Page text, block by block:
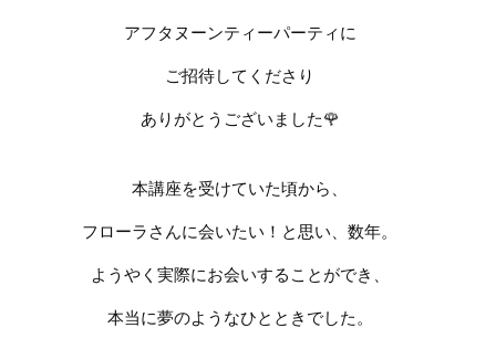
アフタヌーンティーパーティに
ご招待してくださり
ありがとうございました🌹
本講座を受けていた頃から、
フローラさんに会いたい！と思い、数年。
ようやく実際にお会いすることができ、
本当に夢のようなひとときでした。